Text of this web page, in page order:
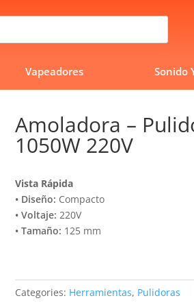
Vapeadores Sonido
Amoladora –
1050W 220V
Vista Rápida
• Diseño: Compacto
• Voltaje: 220V
• Tamaño: 125 mm
Categories: Herramientas, Pulidoras